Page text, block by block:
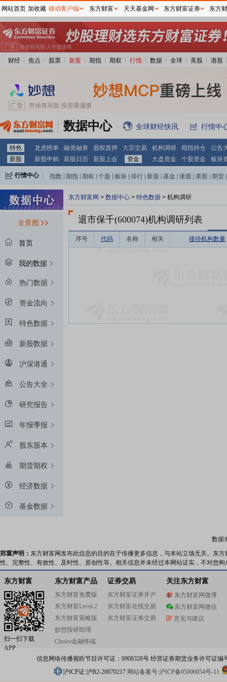
财经 焦点 股票 新股 期指 期权 行情 数据 全球 美股 港股
数据中心 全球财经快讯 行情中
特色 龙虎榜单 融资融券 股权质押 大宗交易 机构调研 期指持仓
公告
新股
新股申购 新股日历 新股上会 资金 大盘资金 个股资金 板块
行情中心 指数 期指 期权 个股 板块 排行 新股 基金 港股 美股 期货
全景图
首页
我的数据
热门数据
资金流向
特色数据
新股数据
沪深港通
公告大全
研究报告
年报季报
股东股本
期货期权
经济数据
基金数据
东方财富网 > 数据中心 > 特色数据 > 机构调研
退市保千(600074)机构调研列表
序号 代码 名称 相关 接待机构数量
数据
郑重声明： 东方财富网发布此信息的目的在于传播更多信息，与本站立场无关。东
性、完整性、有效性、及时性、原创性等。相关信息并未经过本网站证实，不对您
东方财富
扫一扫下载
APP
东方财富产品
东方财富免费版
东方财富Level-2
东方财富策略版
妙想投研助理
Choice金融终端
证券交易
东方财富证券开户
东方财富在线交易
东方财富证券交易
关注东方财富
东方财富网微博
东方财富网微信
意见与建议
信息网络传播视听节目许可证：0908328号 经营证券期货业务许可证编
沪ICP证:沪B2-20070217 网站备案号:沪ICP备05006054号-11
网站首页 加收藏 移动客户端 东方财富 天天基金网 东方财富证券 东方